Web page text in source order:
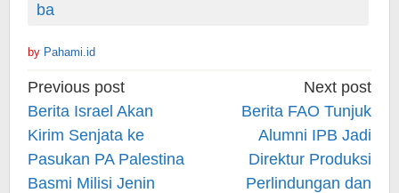
ba
by Pahami.id
Post
navigation
Previous post
Berita Israel Akan
Kirim Senjata ke
Pasukan PA Palestina
Basmi Milisi Jenin
Next post
Berita FAO Tunjuk
Alumni IPB Jadi
Direktur Produksi
Perlindungan dan